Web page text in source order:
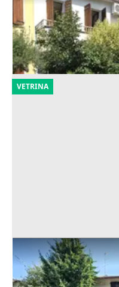
Montegrotto Terme
Offerta minima
195.000 €
20/10/2026
VETRINA
Asta Casa
Offerta minima
180.000 €